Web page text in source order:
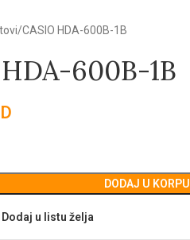
CASIO HDA-600B-1B
600B-1B
DODAJ U KORPU
Dodaj u listu želja